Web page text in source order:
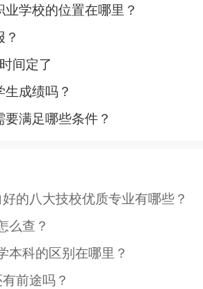
学校的位置在哪里？
间定了
成绩吗？
满足哪些条件？
的八大技校优质专业有哪些？
么查？
本科的区别在哪里？
前途吗？